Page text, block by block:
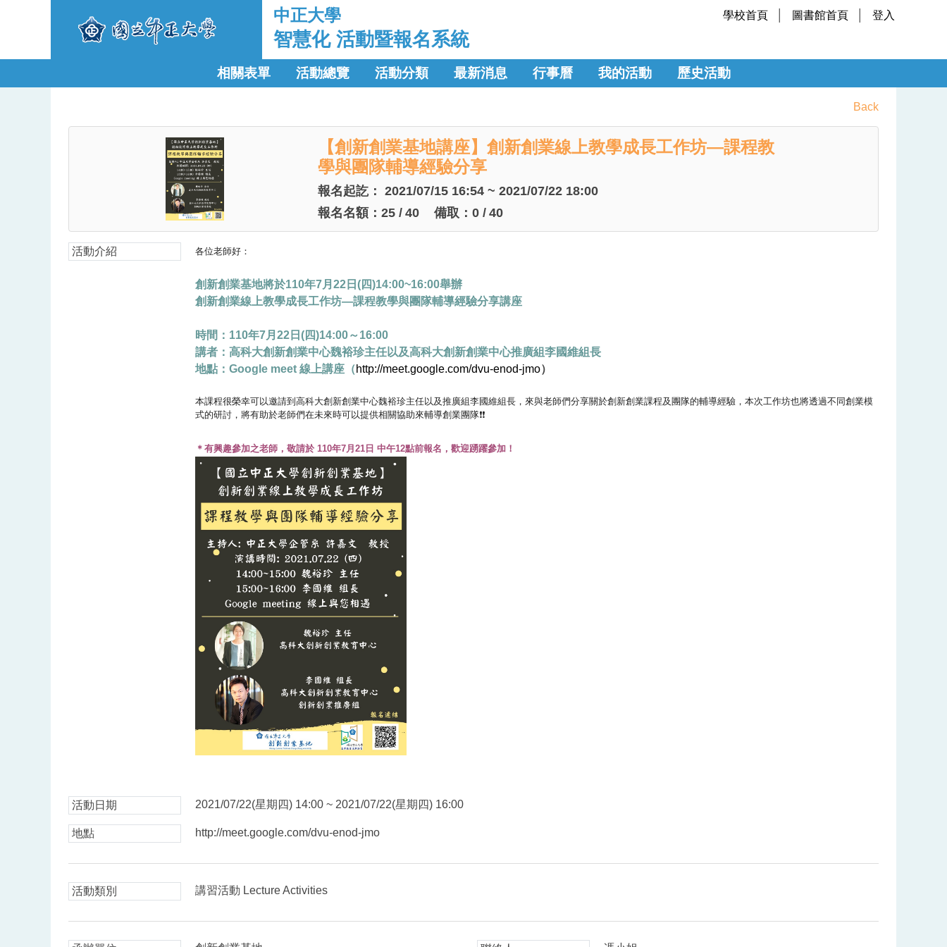
中正大學 學校首頁 圖書館首頁 登入
智慧化 活動暨報名系統
相關表單 活動總覽 活動分類 最新消息 行事曆 我的活動 歷史活動
Back
【創新創業基地講座】創新創業線上教學成長工作坊—課程教
學與團隊輔導經驗分享
報名起訖：2021/07/15 16:54 ~ 2021/07/22 18:00
報名名額：25 / 40 備取：0 / 40
活動介紹 各位老師好：
創新創業基地將於110年7月22日(四)14:00~16:00舉辦
創新創業線上教學成長工作坊—課程教學與團隊輔導經驗分享講座
時間：110年7月22日(四)14:00～16:00
講者：高科大創新創業中心魏裕珍主任以及高科大創新創業中心推廣組李國維組長
地點：Google meet 線上講座（http://meet.google.com/dvu-enod-jmo）
本課程很榮幸可以邀請到高科大創新創業中心魏裕珍主任以及推廣組李國維組長，來與老師們分享關於創新創業課程及團隊的輔導經驗，本次工作坊也將透過不同創業模
式的研討，將有助於老師們在未來時可以提供相關協助來輔導創業團隊❗❗
＊有興趣參加之老師，敬請於 110年7月21日 中午12點前報名，歡迎踴躍參加！
活動日期 2021/07/22(星期四) 14:00 ~ 2021/07/22(星期四) 16:00
地點 http://meet.google.com/dvu-enod-jmo
活動類別 講習活動 Lecture Activities